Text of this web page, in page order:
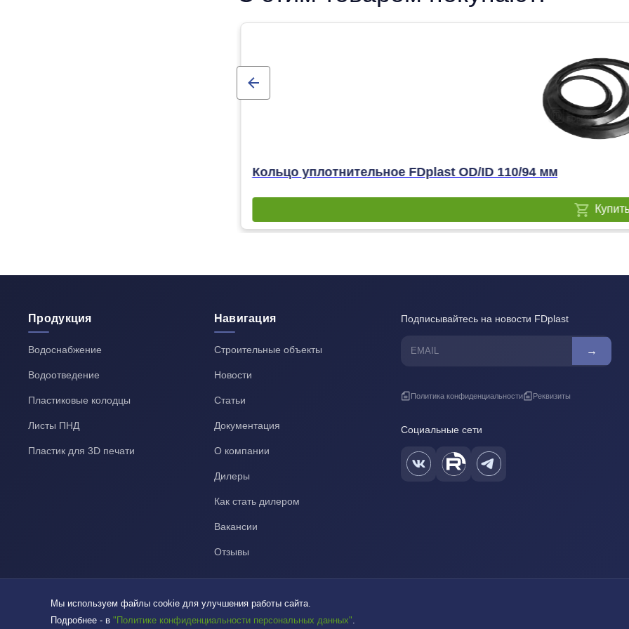
Кольцо уплотнительное FDplast OD/ID 110/94 мм
Продукция
Водоснабжение
Водоотведение
Пластиковые колодцы
Листы ПНД
Пластик для 3D печати
Навигация
Строительные объекты
Новости
Статьи
Документация
О компании
Дилеры
Как стать дилером
Вакансии
Отзывы
Подписывайтесь на новости FDplast
→
Политика конфиденциальности Реквизиты
Социальные сети
Мы используем файлы cookie для улучшения работы сайта.
Подробнее - в "Политике конфиденциальности персональных данных".